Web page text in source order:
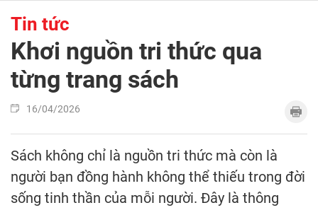
Tin tức
Khơi nguồn tri thức qua
từng trang sách
16/04/2026
Sách không chỉ là nguồn tri thức mà còn là
người bạn đồng hành không thể thiếu trong đời
sống tinh thần của mỗi người. Đây là thông